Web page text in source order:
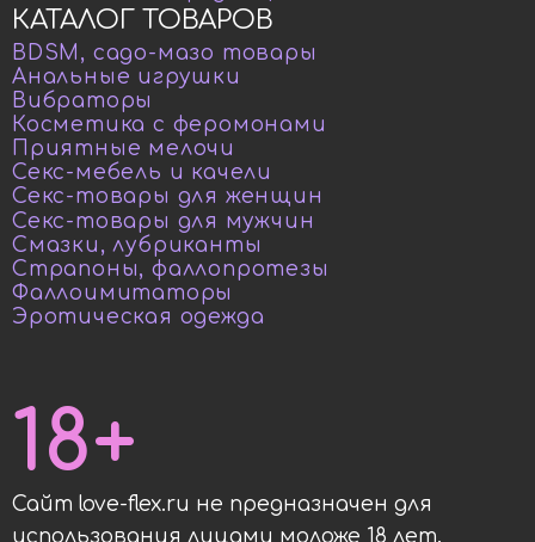
КАТАЛОГ ТОВАРОВ
BDSM, садо-мазо товары
Анальные игрушки
Вибраторы
Косметика с феромонами
Приятные мелочи
Секс-мебель и качели
Секс-товары для женщин
Секс-товары для мужчин
Смазки, лубриканты
Страпоны, фаллопротезы
Фаллоимитаторы
Эротическая одежда
Сайт love-flex.ru не предназначен для
использования лицами моложе 18 лет.
18+